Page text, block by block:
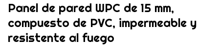
Panel de pared WPC de 15 mm,
compuesto de PVC, impermeable y
resistente al fuego